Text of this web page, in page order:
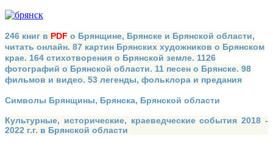
246 книг в PDF о Брянщине, Брянске и Брянской области,
читать онлайн. 87 картин Брянских художников о Брянском
крае. 164 стихотворения о Брянской земле. 1126
фотографий о Брянской области. 11 песен о Брянске. 98
фильмов и видео. 53 легенды, фольклора и предания
Символы Брянщины, Брянска, Брянской области
Культурные, исторические, краеведческие события 2018 -
2022 г.г. в Брянской области